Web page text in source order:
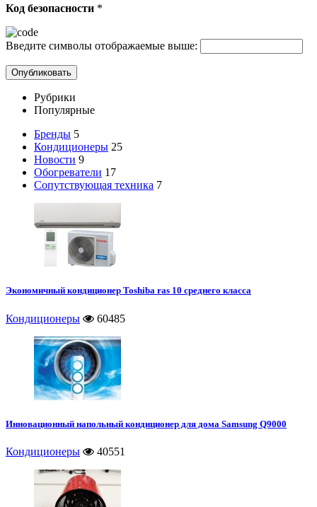
Код безопасности *
Введите символы отображаемые выше:
Рубрики
Популярные
Бренды 5
Кондиционеры 25
Новости 9
Обогреватели 17
Сопутствующая техника 7
Экономичный кондиционер Toshiba ras 10 среднего класса
Кондиционеры 60485
Инновационный напольный кондиционер для дома Samsung Q9000
Кондиционеры 40551